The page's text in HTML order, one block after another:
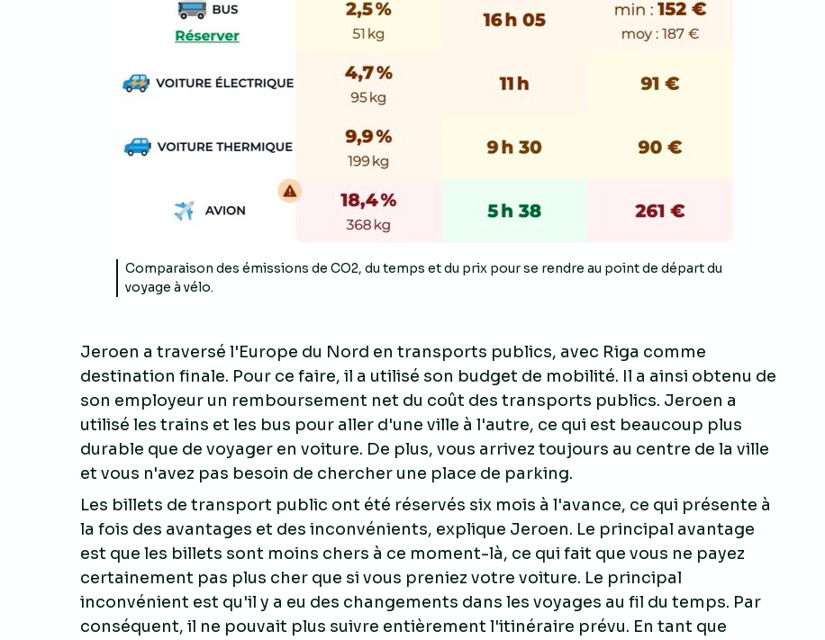
Comparaison des émissions de CO2, du temps et du prix pour se rendre au point de départ du
voyage à vélo.
Jeroen a traversé l'Europe du Nord en transports publics, avec Riga comme
destination finale. Pour ce faire, il a utilisé son budget de mobilité. Il a ainsi obtenu de
son employeur un remboursement net du coût des transports publics. Jeroen a
utilisé les trains et les bus pour aller d'une ville à l'autre, ce qui est beaucoup plus
durable que de voyager en voiture. De plus, vous arrivez toujours au centre de la ville
et vous n'avez pas besoin de chercher une place de parking.
Les billets de transport public ont été réservés six mois à l'avance, ce qui présente à
la fois des avantages et des inconvénients, explique Jeroen. Le principal avantage
est que les billets sont moins chers à ce moment-là, ce qui fait que vous ne payez
certainement pas plus cher que si vous preniez votre voiture. Le principal
inconvénient est qu'il y a eu des changements dans les voyages au fil du temps. Par
conséquent, il ne pouvait plus suivre entièrement l'itinéraire prévu. En tant que